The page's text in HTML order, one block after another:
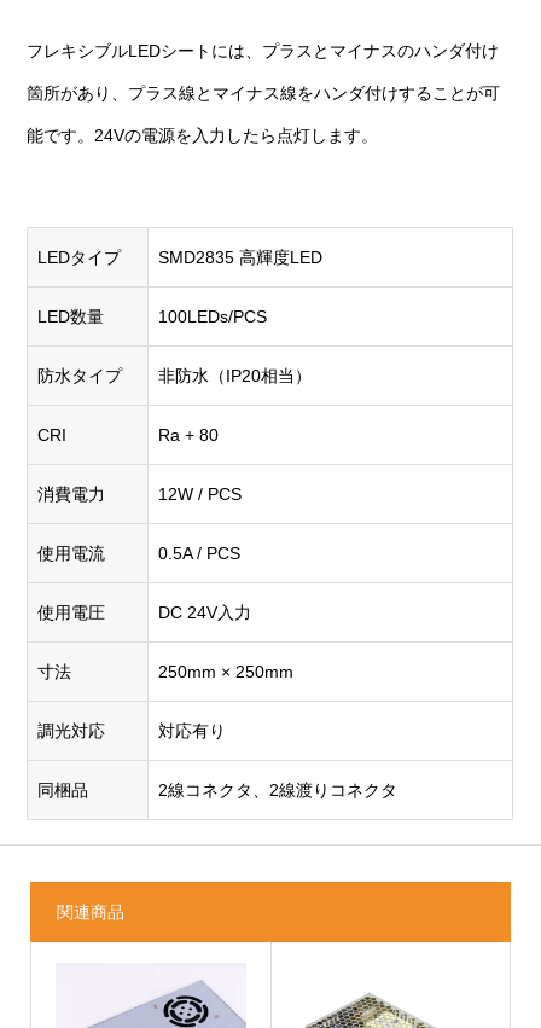
フレキシブルLEDシートには、プラスとマイナスのハンダ付け
箇所があり、プラス線とマイナス線をハンダ付けすることが可
能です。24Vの電源を入力したら点灯します。
LEDタイプ SMD2835 高輝度LED
LED数量 100LEDs/PCS
防水タイプ 非防水（IP20相当）
CRI Ra + 80
消費電力 12W / PCS
使用電流 0.5A / PCS
使用電圧 DC 24V入力
寸法 250mm × 250mm
調光対応 対応有り
同梱品 2線コネクタ、2線渡りコネクタ
関連商品